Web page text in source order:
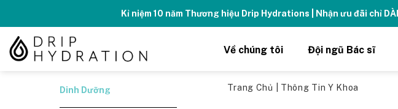
content
Tăng năng lượng - sống đỉnh
Về chúng tôi Đội ngũ Bác sĩ
Dinh Dưỡng Trang Chủ Thông Tin Y Khoa